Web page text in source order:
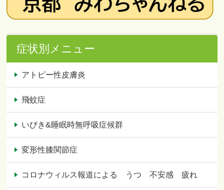
症状別メニュー
アトピー性皮膚炎
飛蚊症
いびき&睡眠時無呼吸症候群
変形性膝関節症
コロナウィルス報道による うつ 不安感 疲れ